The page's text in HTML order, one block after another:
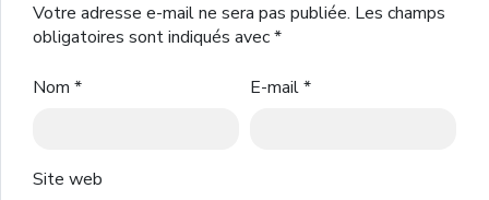
Votre adresse e-mail ne sera pas publiée. Les champs
obligatoires sont indiqués avec*
Nom * E-mail*
Site web